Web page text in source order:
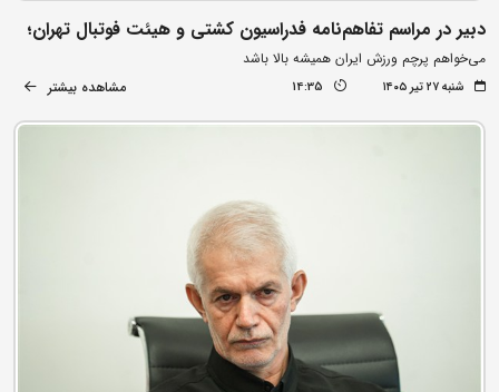
دبیر در مراسم تفاهم‌نامه فدراسیون کشتی و هیئت فوتبال تهران؛
می‌خواهم پرچم ورزش ایران همیشه بالا باشد
شنبه ۲۷ تیر ۱۴۰۵ 14:35 مشاهده بیشتر